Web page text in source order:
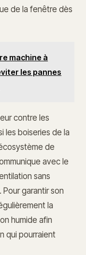
de la fenêtre dès
machine à
les pannes
contre les
les boiseries de la
de
avec le
sans
garantir son
la
humide afin
qui pourraient